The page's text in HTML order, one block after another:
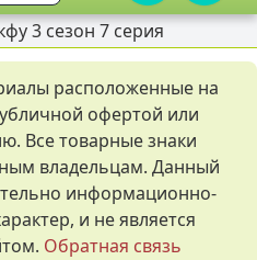
3 сезон 7 серия
расположенные на
офертой или
Все товарные знаки
владельцам. Данный
информационно-
и не является
Обратная связь